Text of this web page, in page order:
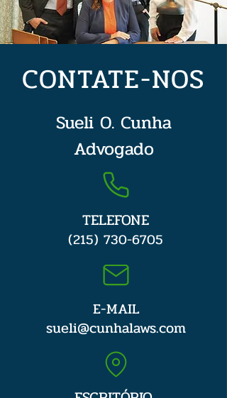
CONTATE-NOS
Sueli O. Cunha
Advogado
TELEFONE
(215) 730-6705
E-MAIL
sueli@cunhalaws.com